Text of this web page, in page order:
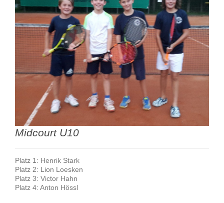
Midcourt U10
Platz 1: Henrik Stark
Platz 2: Lion Loesken
Platz 3: Victor Hahn
Platz 4: Anton Hössl